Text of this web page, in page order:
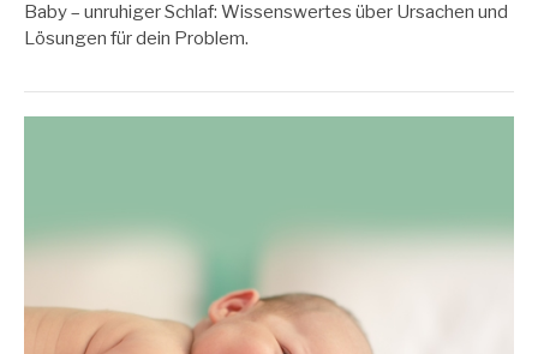
Baby – unruhiger Schlaf: Wissenswertes über Ursachen und
Lösungen für dein Problem.